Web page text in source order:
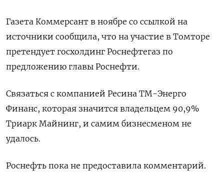
Газета Коммерсант в ноябре со ссылкой на
источники сообщила, что на участие в Томторе
претендует госхолдинг Роснефтегаз по
предложению главы Роснефти.
Связаться с компанией Ресина ТМ-Энерго
Финанс, которая значится владельцем 90,9%
Триарк Майнинг, и самим бизнесменом не
удалось.
Роснефть пока не предоставила комментарий.